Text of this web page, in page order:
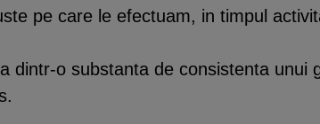
pe care le efectuam, in timpul
dintr-o substanta de consistenta unui